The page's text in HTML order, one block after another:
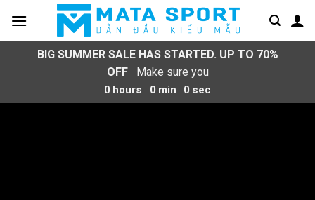
qua
nội
BIG SUMMER SALE HAS STARTED. UP TO 70%
OFF Make sure you
0 hours 0 min 0 sec